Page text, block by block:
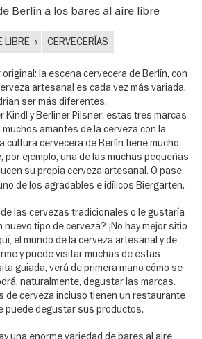
Berlín a los bares al aire libre
LIBRE CERVECERÍAS
la escena cervecera de Berlín, con
artesanal es cada vez más variada.
ser más diferentes.
Kindl y Berliner Pilsner: estas tres marcas
amantes de la cerveza con la
cultura cervecera de Berlín tiene mucho
por ejemplo, una de las muchas pequeñas
su propia cerveza artesanal. O pase
de los agradables e idílicos Biergarten.
las cervezas tradicionales o le gustaría
tipo de cerveza? ¡No hay mejor sitio
el mundo de la cerveza artesanal y de
y puede visitar muchas de estas
guiada, verá de primera mano cómo se
naturalmente, degustar las marcas.
de cerveza incluso tienen un restaurante
puede degustar sus productos.
una enorme variedad de bares al aire